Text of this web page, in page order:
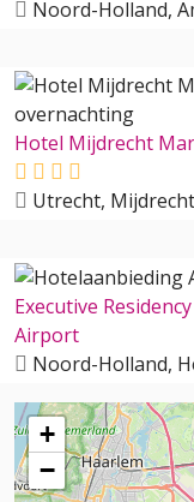
Noord-Holland,
Hotel Mijdrecht
Utrecht, Mijdrecht
Executive
Airport
Noord-Holland,
+
−